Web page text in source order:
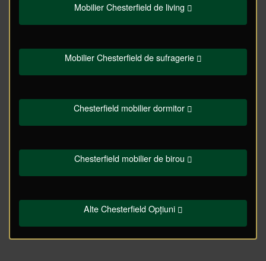
Mobilier Chesterfield de living
Mobilier Chesterfield de sufragerie
Chesterfield mobilier dormitor
Chesterfield mobilier de birou
Alte Chesterfield Opțiuni